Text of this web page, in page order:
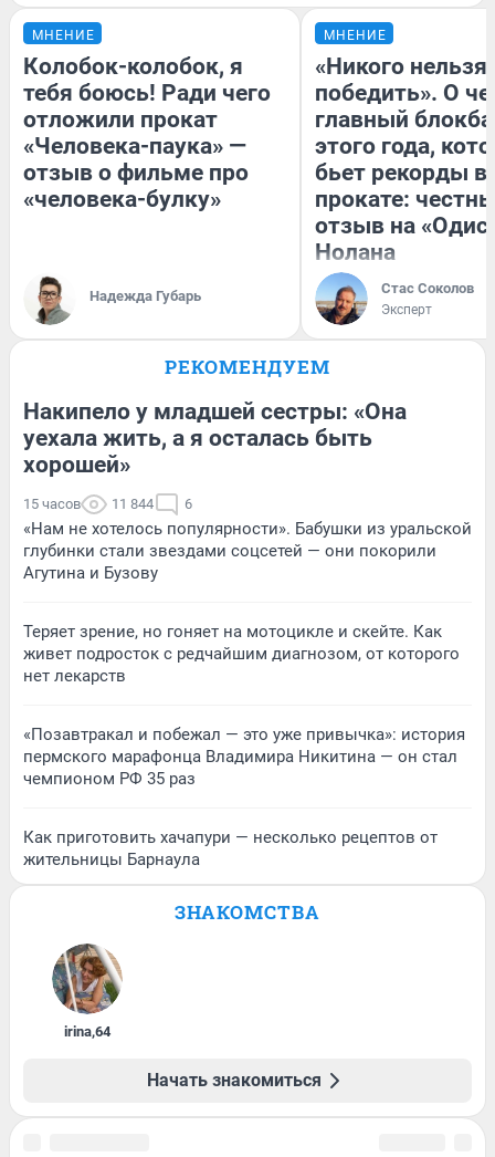
МНЕНИЕ
Колобок-колобок, я
тебя боюсь! Ради чего
отложили прокат
«Человека-паука» —
отзыв о фильме про
«человека-булку»
Надежда Губарь
МНЕНИЕ
«Никого нельзя
победить». О
главный
этого года,
бьет рекорды в
прокате:
отзыв на
Нолана
Стас Соколов
Эксперт
РЕКОМЕНДУЕМ
Накипело у младшей сестры: «Она
уехала жить, а я осталась быть
хорошей»
15 часов 11 844 6
«Нам не хотелось популярности». Бабушки из уральской
глубинки стали звездами соцсетей — они покорили
Агутина и Бузову
Теряет зрение, но гоняет на мотоцикле и скейте. Как
живет подросток с редчайшим диагнозом, от которого
нет лекарств
«Позавтракал и побежал — это уже привычка»: история
пермского марафонца Владимира Никитина — он стал
чемпионом РФ 35 раз
Как приготовить хачапури — несколько рецептов от
жительницы Барнаула
ЗНАКОМСТВА
irina,64
Начать знакомиться